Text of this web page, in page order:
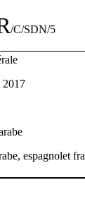
/C/SDN/5
2017
espagnolet